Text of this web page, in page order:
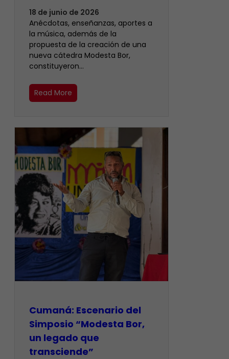
18 de junio de 2026
Anécdotas, enseñanzas, aportes a
la música, además de la
propuesta de la creación de una
nueva cátedra Modesta Bor,
constituyeron…
Read More
Cumaná: Escenario del
Simposio “Modesta Bor,
un legado que
transciende”